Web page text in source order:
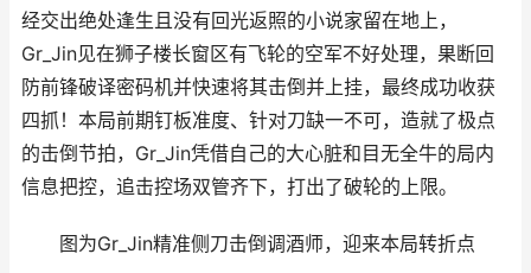
经交出绝处逢生且没有回光返照的小说家留在地上，
Gr_Jin见在狮子楼长窗区有飞轮的空军不好处理，果断回
防前锋破译密码机并快速将其击倒并上挂，最终成功收获
四抓！本局前期钉板准度、针对刀缺一不可，造就了极点
的击倒节拍，Gr_Jin凭借自己的大心脏和目无全牛的局内
信息把控，追击控场双管齐下，打出了破轮的上限。
图为Gr_Jin精准侧刀击倒调酒师，迎来本局转折点